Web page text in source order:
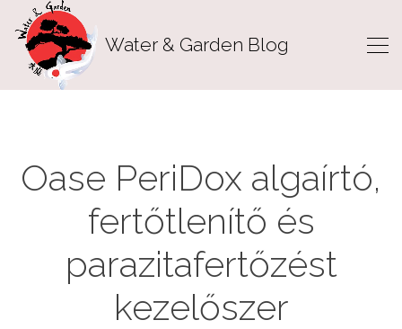
Water & Garden Blog
Oase PeriDox algaírtó,
fertőtlenítő és
parazitafertőzést
kezelőszer